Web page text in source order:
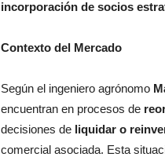
incorporación de socios
Contexto del Mercado
Según el ingeniero agrónomo
encuentran en procesos de
decisiones de liquidar o
comercial asociada. Esta